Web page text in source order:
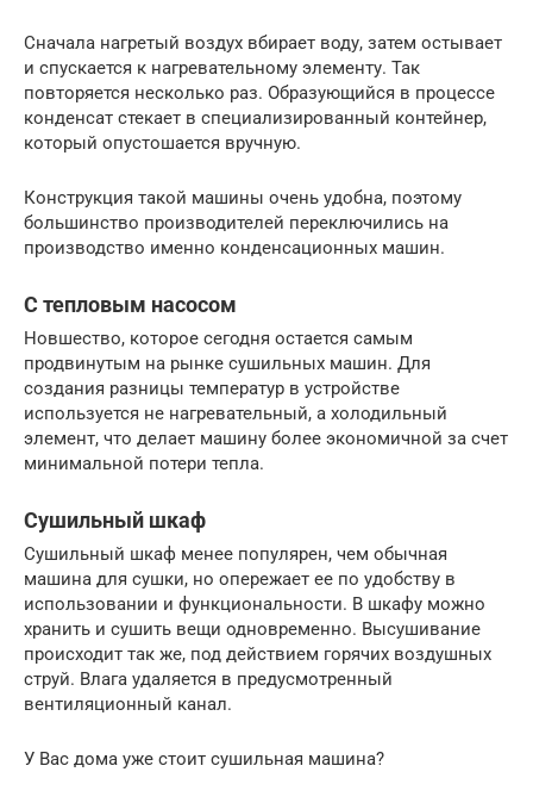
Сначала нагретый воздух вбирает воду, затем остывает
и спускается к нагревательному элементу. Так
повторяется несколько раз. Образующийся в процессе
конденсат стекает в специализированный контейнер,
который опустошается вручную.
Конструкция такой машины очень удобна, поэтому
большинство производителей переключились на
производство именно конденсационных машин.
С тепловым насосом
Новшество, которое сегодня остается самым
продвинутым на рынке сушильных машин. Для
создания разницы температур в устройстве
используется не нагревательный, а холодильный
элемент, что делает машину более экономичной за счет
минимальной потери тепла.
Сушильный шкаф
Сушильный шкаф менее популярен, чем обычная
машина для сушки, но опережает ее по удобству в
использовании и функциональности. В шкафу можно
хранить и сушить вещи одновременно. Высушивание
происходит так же, под действием горячих воздушных
струй. Влага удаляется в предусмотренный
вентиляционный канал.
У Вас дома уже стоит сушильная машина?